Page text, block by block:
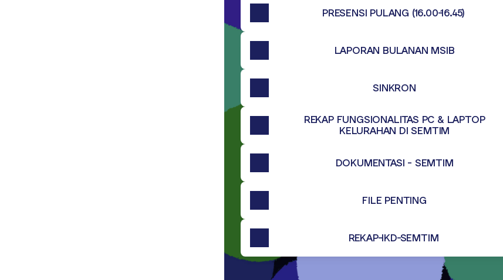
PRESENSI PULANG (16.00-16.45)
LAPORAN BULANAN MSIB
SINKRON
REKAP FUNGSIONALITAS PC & LAPTOP
KELURAHAN DI SEMTIM
DOKUMENTASI - SEMTIM
FILE PENTING
REKAP-IKD-SEMTIM